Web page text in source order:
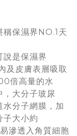
保濕界NO.1天
說是保濕界
及皮膚表層吸取
倍高量的水
大分子玻尿
分子網膜，加
子大小約
滲透入角質細胞